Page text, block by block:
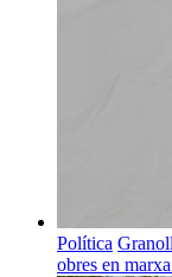
Política
obres en